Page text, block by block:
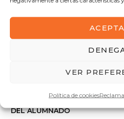
VER
Política de cookies
ANTERIOR
COMUNICACIÓN DEL
PLAZO DE ADMISIÓN DE
CANDIDATURAS PARA
ESCOLAR SECTOR DE
ALUMNADO Y SECTOR
DEL ALUMNADO